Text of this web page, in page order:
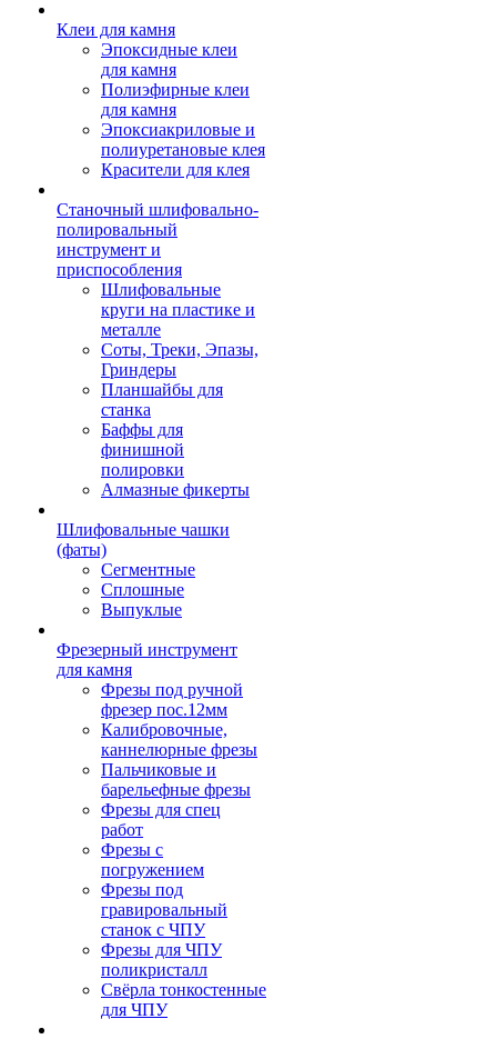
Клеи для камня
Эпоксидные клеи
для камня
Полиэфирные клеи
для камня
Эпоксиакриловые и
полиуретановые клея
Красители для клея
Станочный шлифовально-
полировальный
инструмент и
приспособления
Шлифовальные
круги на пластике и
металле
Соты, Треки, Эпазы,
Гриндеры
Планшайбы для
станка
Баффы для
финишной
полировки
Алмазные фикерты
Шлифовальные чашки
(фаты)
Сегментные
Сплошные
Выпуклые
Фрезерный инструмент
для камня
Фрезы под ручной
фрезер пос.12мм
Калибровочные,
каннелюрные фрезы
Пальчиковые и
барельефные фрезы
Фрезы для спец
работ
Фрезы с
погружением
Фрезы под
гравировальный
станок с ЧПУ
Фрезы для ЧПУ
поликристалл
Свёрла тонкостенные
для ЧПУ